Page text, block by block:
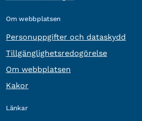
Om webbplatsen
Personuppgifter och dataskydd
Tillgänglighetsredogörelse
Om webbplatsen
Kakor
Länkar